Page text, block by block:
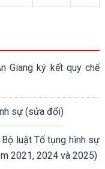
Giang ký kết quy chế
sự (sửa đổi)
luật Tố tụng hình sự
2021, 2024 và 2025)